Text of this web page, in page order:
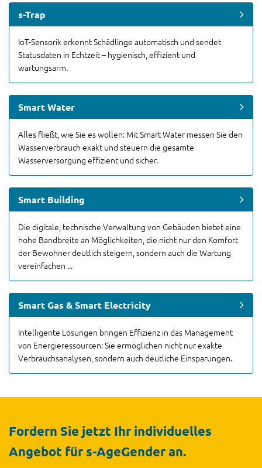
s-Trap
IoT-Sensorik erkennt Schädlinge automatisch und sendet
Statusdaten in Echtzeit – hygienisch, effizient und
wartungsarm.
Smart Water
Alles fließt, wie Sie es wollen: Mit Smart Water messen Sie den
Wasserverbrauch exakt und steuern die gesamte
Wasserversorgung effizient und sicher.
Smart Building
Die digitale, technische Verwaltung von Gebäuden bietet eine
hohe Bandbreite an Möglichkeiten, die nicht nur den Komfort
der Bewohner deutlich steigern, sondern auch die Wartung
vereinfachen ...
Smart Gas & Smart Electricity
Intelligente Lösungen bringen Effizienz in das Management
von Energieressourcen: Sie ermöglichen nicht nur exakte
Verbrauchsanalysen, sondern auch deutliche Einsparungen.
Fordern Sie jetzt Ihr individuelles
Angebot für s-AgeGender an.